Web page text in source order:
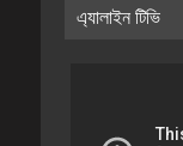
এ্যালাইন টিভি